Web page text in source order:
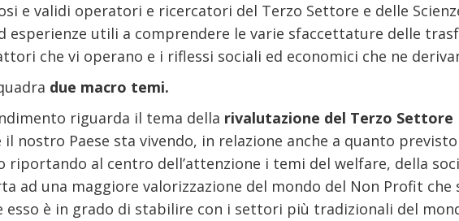
e validi operatori e ricercatori del Terzo Settore e delle
esperienze utili a comprendere le varie sfaccettature delle
che vi operano e i riflessi sociali ed economici che ne
due macro temi.
riguarda il tema della rivalutazione del Terzo Settore
nostro Paese sta vivendo, in relazione anche a quanto previsto
riportando al centro dell’attenzione i temi del welfare, della
ad una maggiore valorizzazione del mondo del Non Profit
esso è in grado di stabilire con i settori più tradizionali del